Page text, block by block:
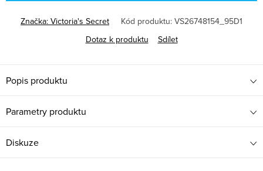
Značka: Victoria's Secret Kód produktu: VS26748154_95D1
Dotaz k produktu
Sdílet
Popis produktu
Parametry produktu
Diskuze